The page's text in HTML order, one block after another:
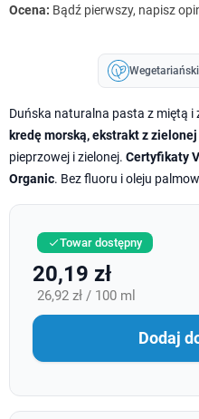
Ocena: Bądź pierwszy, napisz
Wegetariański
Duńska naturalna pasta z miętą i
kredę morską, ekstrakt z
pieprzowej i zielonej. Certyfikaty
Organic. Bez fluoru i oleju
Towar dostępny
20,19 zł
26,92 zł / 100 ml
Dodaj